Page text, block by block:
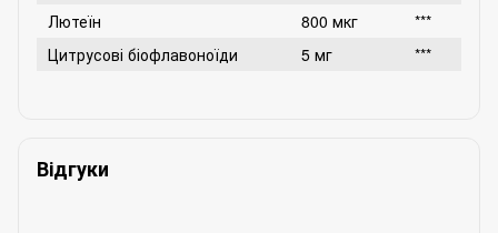
Лютеїн
800 мкг
***
Цитрусові біофлавоноїди
5 мг ***
Відгуки